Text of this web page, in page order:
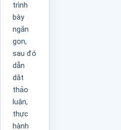
trình
bày
ngắn
gọn,
sau đó
dẫn
dắt
thảo
luận,
thực
hành